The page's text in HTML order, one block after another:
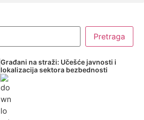
Građani na straži: Učešće javnosti i
lokalizacija sektora bezbednosti